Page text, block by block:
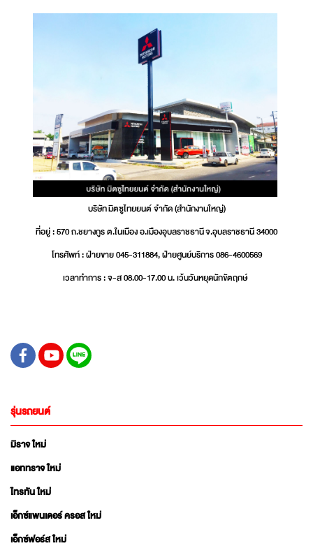
บริษัท มิตซูไทยยนต์ จำกัด (สำนักงานใหญ่)
ที่อยู่ : 570 ถ.ชยางกูร ต.ในเมือง อ.เมืองอุบลราชธานี จ.อุบลราชธานี 34000
โทรศัพท์ : ฝ่ายขาย 045-311884, ฝ่ายศูนย์บริการ 086-4600569
เวลาทำการ : จ-ส 08.00-17.00 น. เว้นวันหยุดนักขัตฤกษ์
รุ่นรถยนต์
มิราจ ใหม่
แอททราจ ใหม่
ไทรทัน ใหม่
เอ็กซ์แพนเดอร์ ครอส ใหม่
เอ็กซ์ฟอร์ส ใหม่